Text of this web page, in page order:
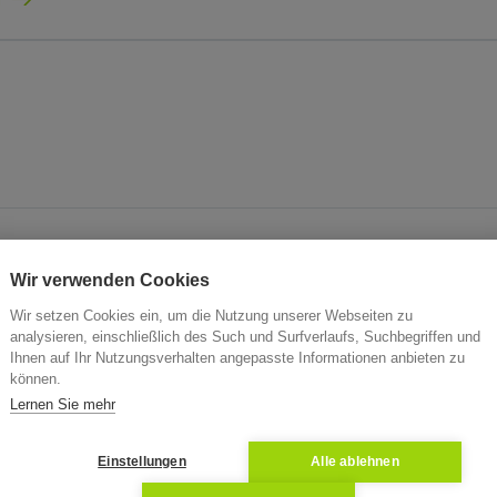
von Immobilien in Adelsried inklusive
zum Objekt, Verkehrswert und Aktenzeichen. Immobilie
Zwangsversteigerungen in Adelsried. Werden Sie jetzt
ZVG in Adelsried
Wir verwenden Cookies
Wir setzen Cookies ein, um die Nutzung unserer Webseiten zu
analysieren, einschließlich des Such und Surfverlaufs, Suchbegriffen und
Ihnen auf Ihr Nutzungsverhalten angepasste Informationen anbieten zu
können.
Lernen Sie mehr
Einstellungen Alle ablehnen